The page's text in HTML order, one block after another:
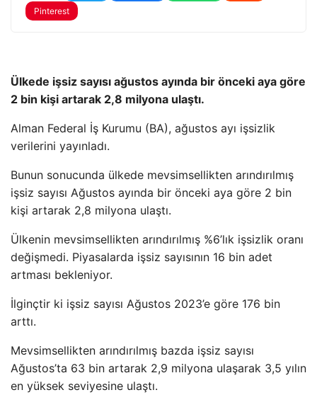
Pinterest
Ülkede işsiz sayısı ağustos ayında bir önceki aya göre
2 bin kişi artarak 2,8 milyona ulaştı.
Alman Federal İş Kurumu (BA), ağustos ayı işsizlik
verilerini yayınladı.
Bunun sonucunda ülkede mevsimsellikten arındırılmış
işsiz sayısı Ağustos ayında bir önceki aya göre 2 bin
kişi artarak 2,8 milyona ulaştı.
Ülkenin mevsimsellikten arındırılmış %6’lık işsizlik oranı
değişmedi. Piyasalarda işsiz sayısının 16 bin adet
artması bekleniyor.
İlginçtir ki işsiz sayısı Ağustos 2023’e göre 176 bin
arttı.
Mevsimsellikten arındırılmış bazda işsiz sayısı
Ağustos’ta 63 bin artarak 2,9 milyona ulaşarak 3,5 yılın
en yüksek seviyesine ulaştı.